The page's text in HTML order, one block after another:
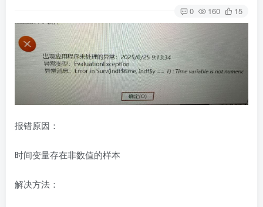
0 160 15
报错原因：
时间变量存在非数值的样本
解决方法：